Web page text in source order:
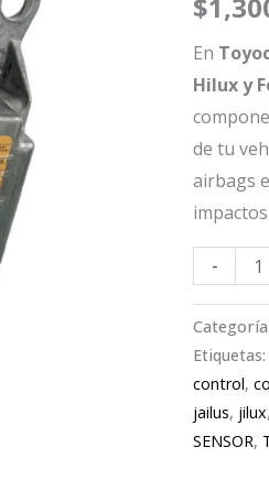
$
En
Hilux y
de tu
airbags
-
Hilux/
06-
16
cantidad
control,
jailus, jilux,
SENSOR,